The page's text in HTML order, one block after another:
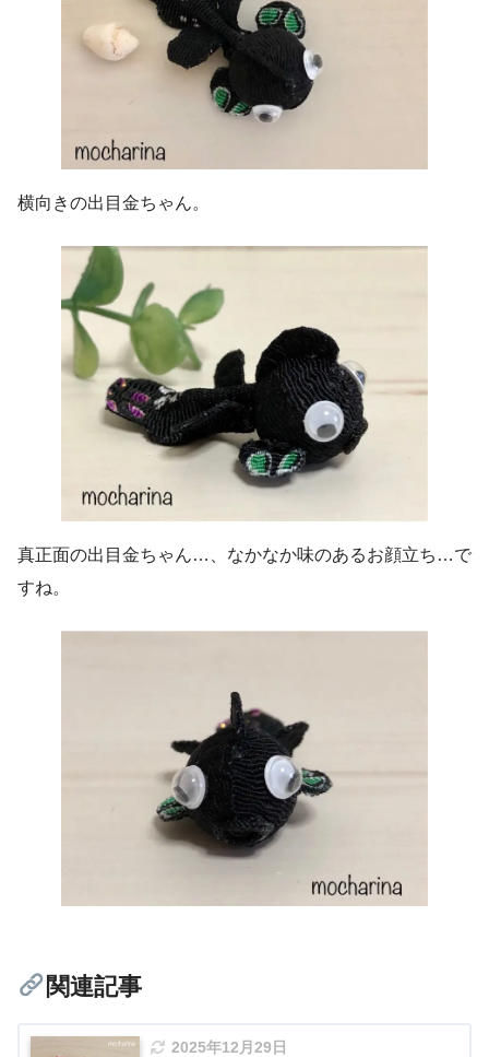
横向きの出目金ちゃん。
真正面の出目金ちゃん…、なかなか味のあるお顔立ち…で
すね。
関連記事
2025年12月29日